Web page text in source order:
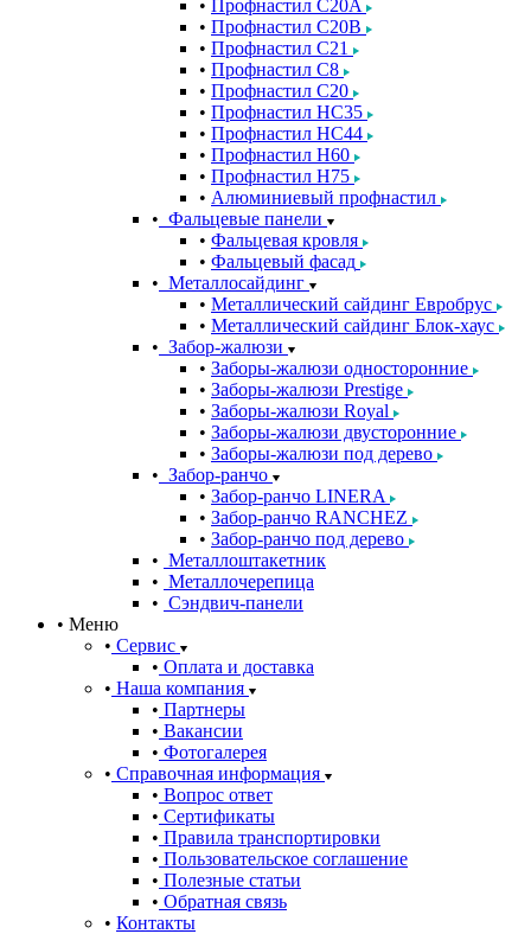
Профнастил С20A
Профнастил С20B
Профнастил С21
Профнастил С8
Профнастил С20
Профнастил НС35
Профнастил НС44
Профнастил Н60
Профнастил Н75
Алюминиевый профнастил
Фальцевые панели
Фальцевая кровля
Фальцевый фасад
Металлосайдинг
Металлический сайдинг Евробрус
Металлический сайдинг Блок-хаус
Забор-жалюзи
Заборы-жалюзи односторонние
Заборы-жалюзи Prestige
Заборы-жалюзи Royal
Заборы-жалюзи двусторонние
Заборы-жалюзи под дерево
Забор-ранчо
Забор-ранчо LINERA
Забор-ранчо RANCHEZ
Забор-ранчо под дерево
Металлоштакетник
Металлочерепица
Сэндвич-панели
Меню
Сервис
Оплата и доставка
Наша компания
Партнеры
Вакансии
Фотогалерея
Справочная информация
Вопрос ответ
Сертификаты
Правила транспортировки
Пользовательское соглашение
Полезные статьи
Обратная связь
Контакты